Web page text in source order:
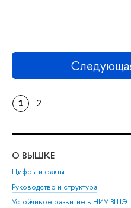
1 2
О ВЫШКЕ
Цифры и факты
Руководство и структура
Устойчивое развитие в НИУ ВШЭ